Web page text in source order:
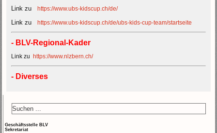
Link zuhttps://www.ubs-kidscup.ch/de/
Link zuhttps://www.ubs-kidscup.ch/de/ubs-kids-cup-team/startseite
- BLV-Regional-Kader
Link zu https://www.nlzbern.ch/
- Diverses
Geschäftsstelle BLV
Sekretariat